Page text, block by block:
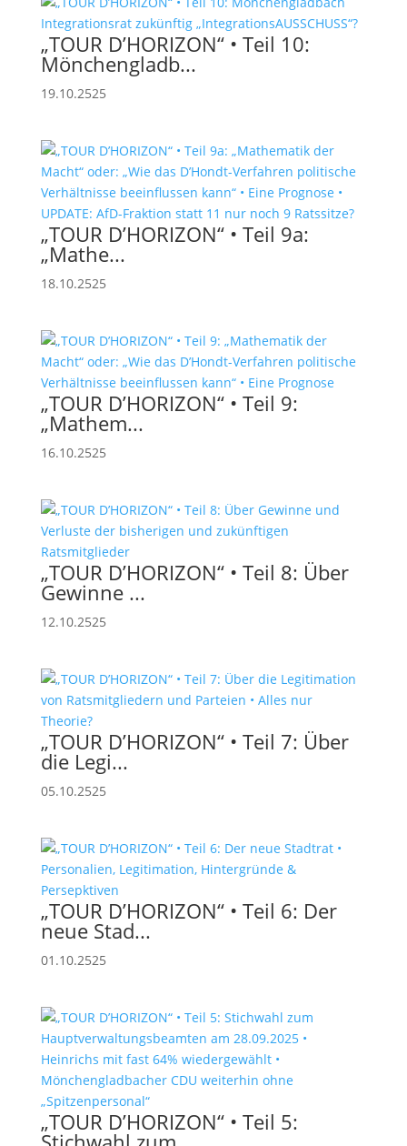
„TOUR D’HORIZON“ • Teil 10:
Mönchengladb...
19.10.2525
„TOUR D’HORIZON“ • Teil 9a:
„Mathe...
18.10.2525
„TOUR D’HORIZON“ • Teil 9:
„Mathem...
16.10.2525
„TOUR D’HORIZON“ • Teil 8: Über
Gewinne ...
12.10.2525
„TOUR D’HORIZON“ • Teil 7: Über
die Legi...
05.10.2525
„TOUR D’HORIZON“ • Teil 6: Der
neue Stad...
01.10.2525
„TOUR D’HORIZON“ • Teil 5: